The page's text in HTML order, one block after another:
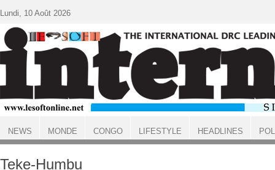
ACCUEIL
Teke-Humbu
Lundi, 10 Août 2026
NEWS MONDE CONGO LIFESTYLE HEADLINES